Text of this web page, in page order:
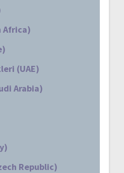
Africa)
(UAE)
Arabia)
Republic)